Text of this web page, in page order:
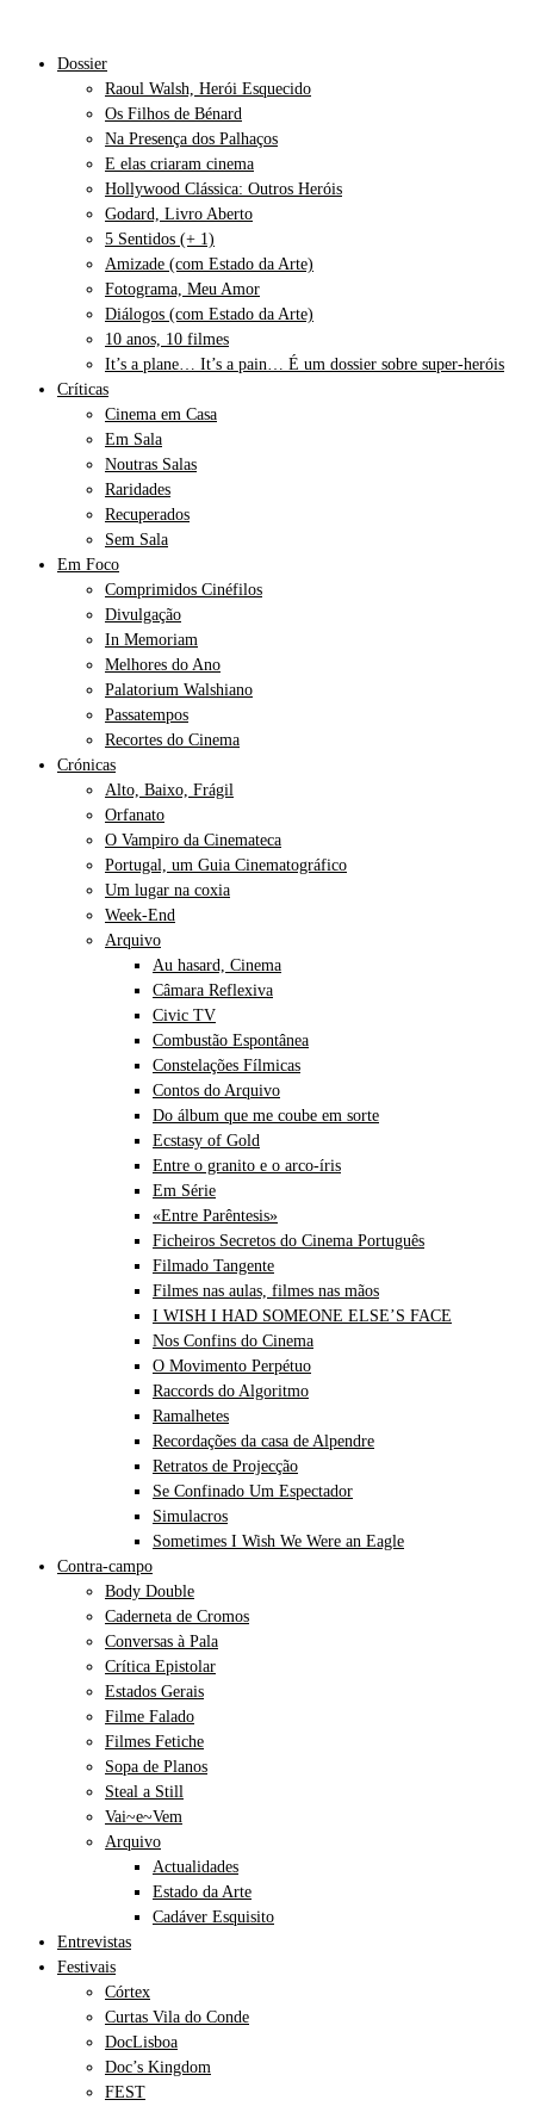
Dossier
Raoul Walsh, Herói Esquecido
Os Filhos de Bénard
Na Presença dos Palhaços
E elas criaram cinema
Hollywood Clássica: Outros Heróis
Godard, Livro Aberto
5 Sentidos (+ 1)
Amizade (com Estado da Arte)
Fotograma, Meu Amor
Diálogos (com Estado da Arte)
10 anos, 10 filmes
It’s a plane… It’s a pain… É um dossier sobre super-heróis
Críticas
Cinema em Casa
Em Sala
Noutras Salas
Raridades
Recuperados
Sem Sala
Em Foco
Comprimidos Cinéfilos
Divulgação
In Memoriam
Melhores do Ano
Palatorium Walshiano
Passatempos
Recortes do Cinema
Crónicas
Alto, Baixo, Frágil
Orfanato
O Vampiro da Cinemateca
Portugal, um Guia Cinematográfico
Um lugar na coxia
Week-End
Arquivo
Au hasard, Cinema
Câmara Reflexiva
Civic TV
Combustão Espontânea
Constelações Fílmicas
Contos do Arquivo
Do álbum que me coube em sorte
Ecstasy of Gold
Entre o granito e o arco-íris
Em Série
«Entre Parêntesis»
Ficheiros Secretos do Cinema Português
Filmado Tangente
Filmes nas aulas, filmes nas mãos
I WISH I HAD SOMEONE ELSE’S FACE
Nos Confins do Cinema
O Movimento Perpétuo
Raccords do Algoritmo
Ramalhetes
Recordações da casa de Alpendre
Retratos de Projecção
Se Confinado Um Espectador
Simulacros
Sometimes I Wish We Were an Eagle
Contra-campo
Body Double
Caderneta de Cromos
Conversas à Pala
Crítica Epistolar
Estados Gerais
Filme Falado
Filmes Fetiche
Sopa de Planos
Steal a Still
Vai~e~Vem
Arquivo
Actualidades
Estado da Arte
Cadáver Esquisito
Entrevistas
Festivais
Córtex
Curtas Vila do Conde
DocLisboa
Doc’s Kingdom
FEST